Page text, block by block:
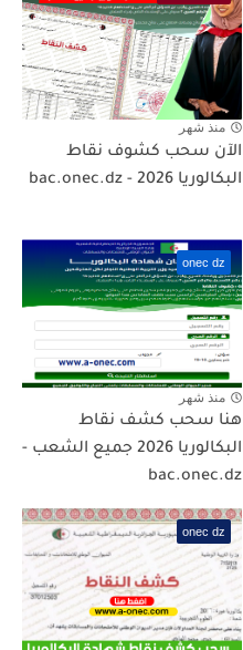
منذ شهر
الآن سحب كشوف نقاط
البكالوريا 2026 - bac.onec.dz
onec dz
منذ شهر
هنا سحب كشف نقاط
البكالوريا 2026 جميع الشعب -
bac.onec.dz
onec dz